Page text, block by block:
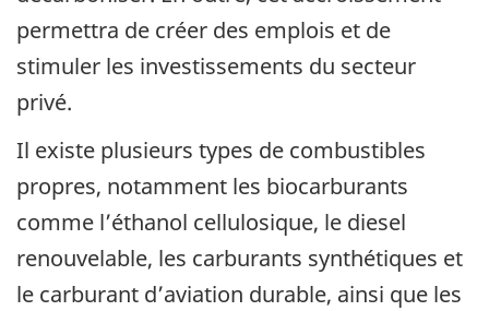
permettra de créer des emplois et de
stimuler les investissements du secteur
privé.
Il existe plusieurs types de combustibles
propres, notamment les biocarburants
comme l’éthanol cellulosique, le diesel
renouvelable, les carburants synthétiques et
le carburant d’aviation durable, ainsi que les